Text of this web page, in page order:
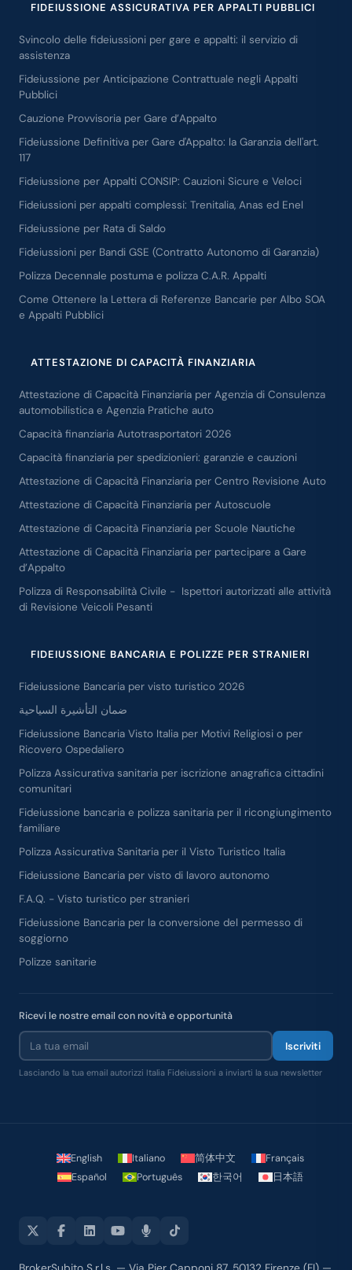
FIDEIUSSIONE ASSICURATIVA PER APPALTI PUBBLICI
Svincolo delle fideiussioni per gare e appalti: il servizio di
assistenza
Fideiussione per Anticipazione Contrattuale negli Appalti
Pubblici
Cauzione Provvisoria per Gare d’Appalto
Fideiussione Definitiva per Gare d'Appalto: la Garanzia dell'art.
117
Fideiussione per Appalti CONSIP: Cauzioni Sicure e Veloci
Fideiussioni per appalti complessi: Trenitalia, Anas ed Enel
Fideiussione per Rata di Saldo
Fideiussioni per Bandi GSE (Contratto Autonomo di Garanzia)
Polizza Decennale postuma e polizza C.A.R. Appalti
Come Ottenere la Lettera di Referenze Bancarie per Albo SOA
e Appalti Pubblici
ATTESTAZIONE DI CAPACITÀ FINANZIARIA
Attestazione di Capacità Finanziaria per Agenzia di Consulenza
automobilistica e Agenzia Pratiche auto
Capacità finanziaria Autotrasportatori 2026
Capacità finanziaria per spedizionieri: garanzie e cauzioni
Attestazione di Capacità Finanziaria per Centro Revisione Auto
Attestazione di Capacità Finanziaria per Autoscuole
Attestazione di Capacità Finanziaria per Scuole Nautiche
Attestazione di Capacità Finanziaria per partecipare a Gare
d’Appalto
Polizza di Responsabilità Civile - Ispettori autorizzati alle attività
di Revisione Veicoli Pesanti
FIDEIUSSIONE BANCARIA E POLIZZE PER STRANIERI
Fideiussione Bancaria per visto turistico 2026
ضمان التأشيرة السياحية
Fideiussione Bancaria Visto Italia per Motivi Religiosi o per
Ricovero Ospedaliero
Polizza Assicurativa sanitaria per iscrizione anagrafica cittadini
comunitari
Fideiussione bancaria e polizza sanitaria per il ricongiungimento
familiare
Polizza Assicurativa Sanitaria per il Visto Turistico Italia
Fideiussione Bancaria per visto di lavoro autonomo
F.A.Q. - Visto turistico per stranieri
Fideiussione Bancaria per la conversione del permesso di
soggiorno
Polizze sanitarie
Ricevi le nostre email con novità e opportunità
Iscriviti
Lasciando la tua email autorizzi Italia Fideiussioni a inviarti la sua newsletter
English Italiano 简体中文
Français
Español
Português 한국어 日本語